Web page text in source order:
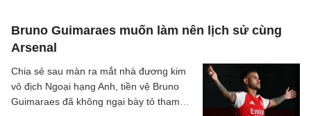
Bruno Guimaraes muốn làm nên lịch sử cùng
Arsenal
Chia sẻ sau màn ra mắt nhà đương kim
vô địch Ngoại hạng Anh, tiền vệ Bruno
Guimaraes đã không ngại bày tỏ tham